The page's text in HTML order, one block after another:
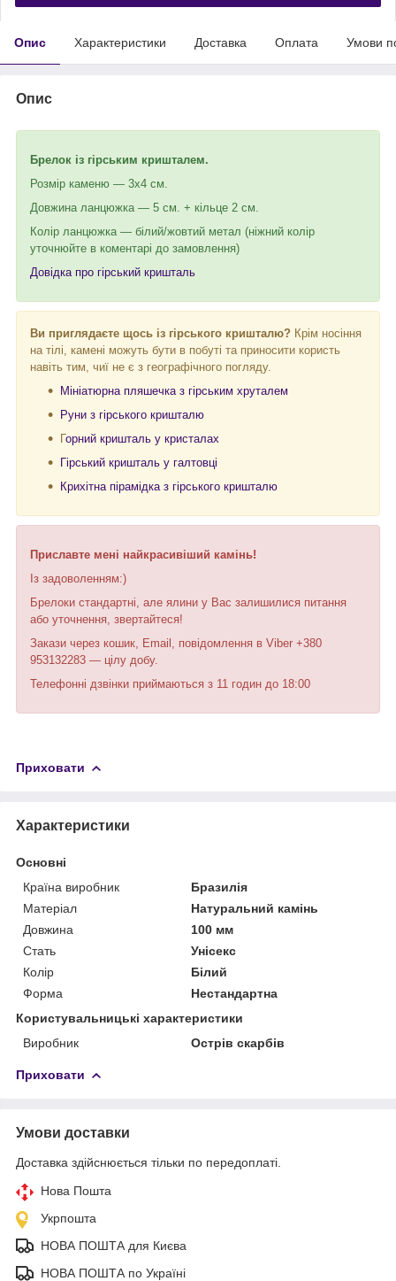
Опис Характеристики Доставка Оплата Умови
Опис
Брелок із гірським кришталем.
Розмір каменю — 3х4 см.
Довжина ланцюжка — 5 см. + кільце 2 см.
Колір ланцюжка — білий/жовтий метал (ніжний колір
уточнюйте в коментарі до замовлення)
Довідка про гірський кришталь
Ви приглядаєте щось із гірського кришталю? Крім носіння
на тілі, камені можуть бути в побуті та приносити користь
навіть тим, чиї не є з географічного погляду.
Мініатюрна пляшечка з гірським хруталем
Руни з гірського кришталю
Горний кришталь у кристалах
Гірський кришталь у галтовці
Крихітна пірамідка з гірського кришталю
Приславте мені найкрасивіший камінь!
Із задоволенням:)
Брелоки стандартні, але ялини у Вас залишилися питання
або уточнення, звертайтеся!
Закази через кошик, Email, повідомлення в Viber +380
953132283 — цілу добу.
Телефонні дзвінки приймаються з 11 годин до 18:00
Приховати
Характеристики
Основні
Країна виробник
Бразилія
Матеріал
Натуральний камінь
Довжина
100 мм
Стать
Унісекс
Колір
Білий
Форма
Нестандартна
Користувальницькі характеристики
Виробник
Острів скарбів
Приховати
Умови доставки
Доставка здійснюється тільки по передоплаті.
Нова Пошта
Укрпошта
НОВА ПОШТА для Києва
НОВА ПОШТА по Україні